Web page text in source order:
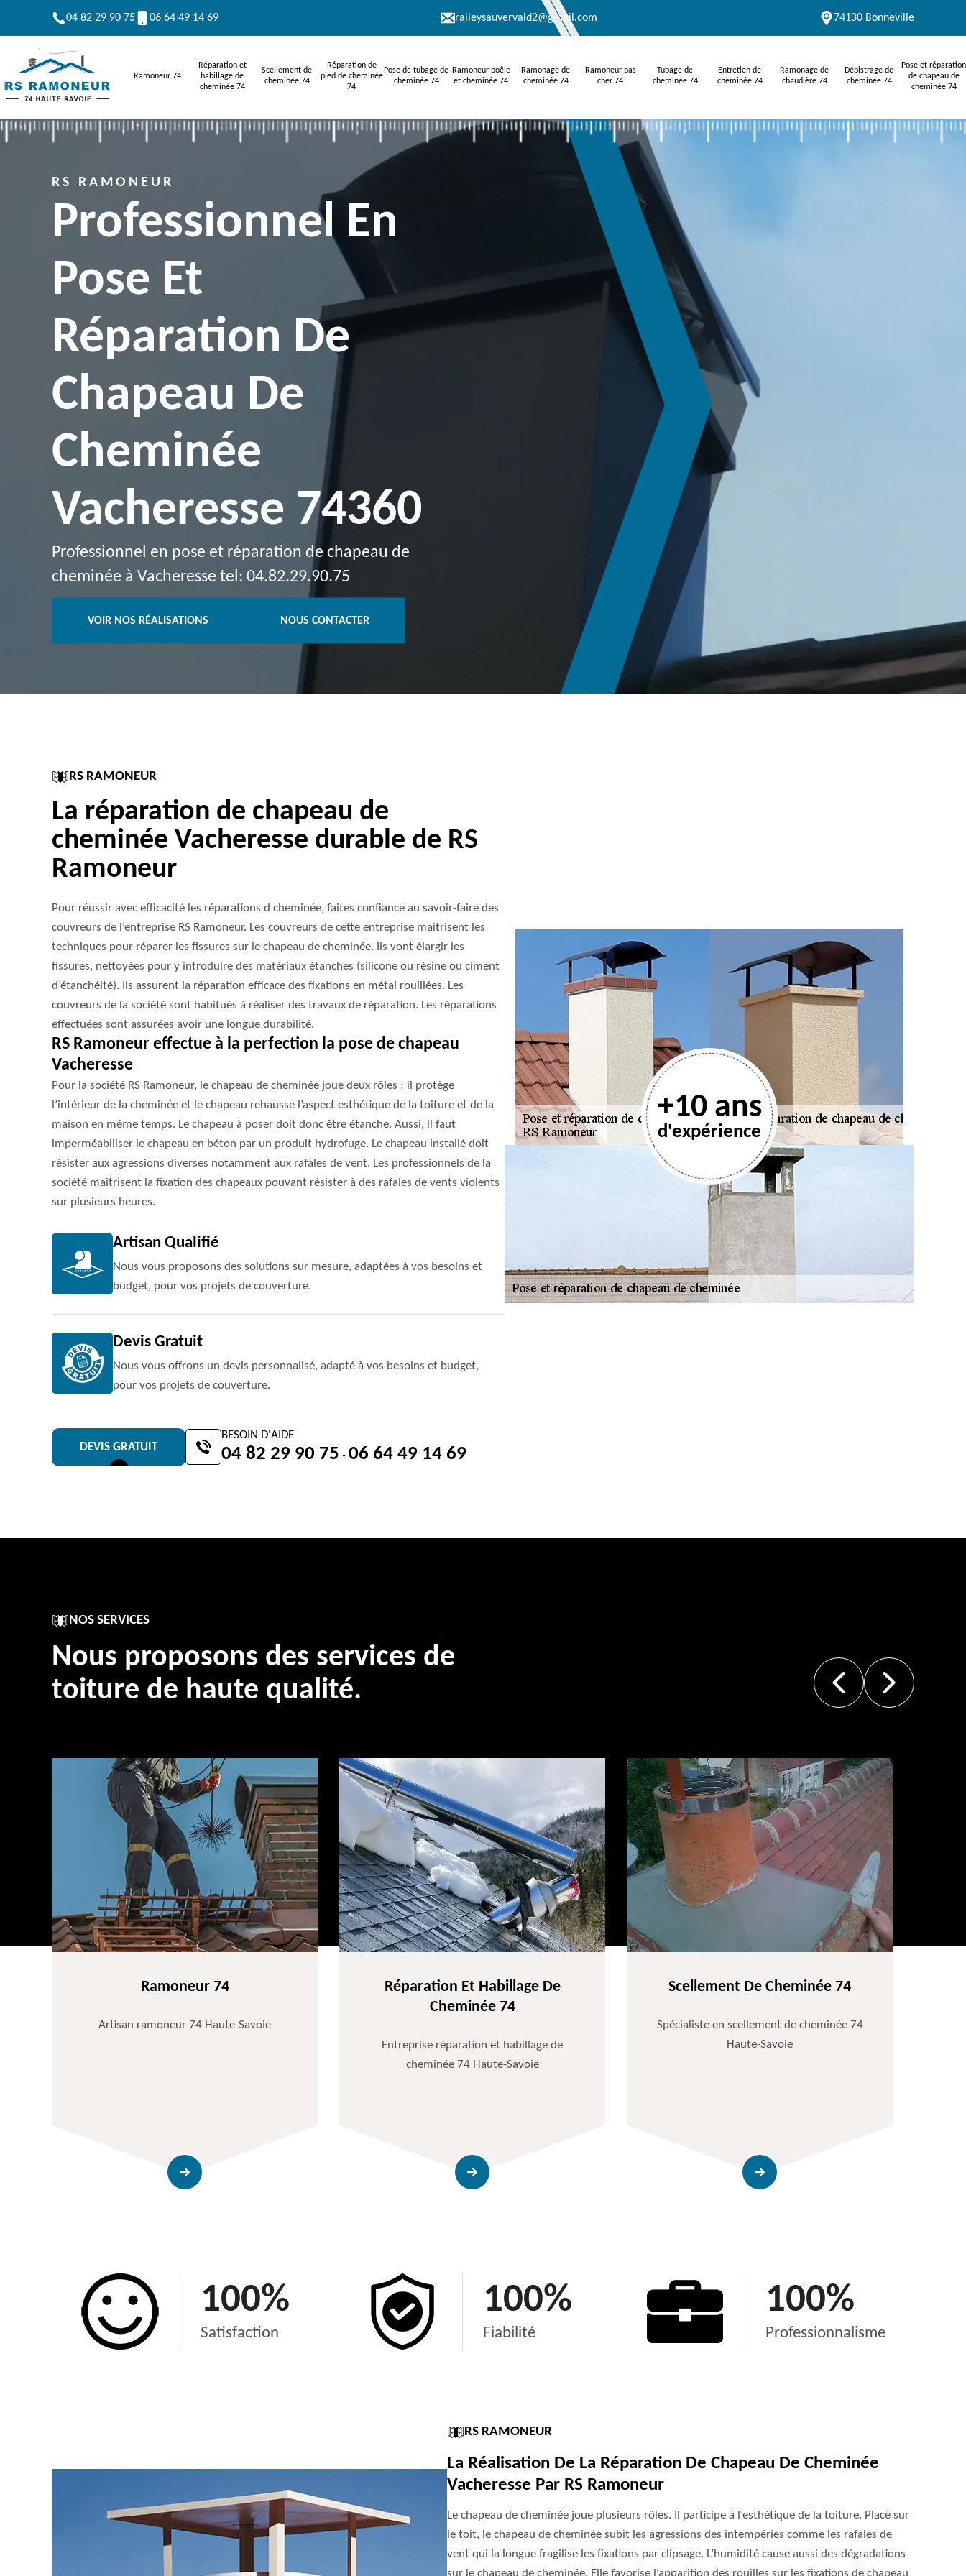
04 82 29 90 75 06 64 49 14 69 raileysauvervald2@gmail.com 74130 Bonneville
Ramoneur 74
Réparation et
habillage de
cheminée 74
Scellement de
cheminée 74
Réparation de
pied de cheminée
74
Pose de tubage de
cheminée 74
Ramoneur poêle
et cheminée 74
Ramonage de
cheminée 74
Ramoneur pas
cher 74
Tubage de
cheminée 74
Entretien de
cheminée 74
Ramonage de
chaudière 74
Débistrage de
cheminée 74
Pose et réparation
de chapeau de
cheminée 74
RS RAMONEUR
Professionnel En
Pose Et
Réparation De
Chapeau De
Cheminée
Vacheresse 74360
Professionnel en pose et réparation de chapeau de
cheminée à Vacheresse tel: 04.82.29.90.75
VOIR NOS RÉALISATIONS NOUS CONTACTER
RS RAMONEUR
La réparation de chapeau de
cheminée Vacheresse durable de RS
Ramoneur
Pour réussir avec efficacité les réparations d cheminée, faites confiance au savoir-faire des
couvreurs de l’entreprise RS Ramoneur. Les couvreurs de cette entreprise maitrisent les
techniques pour réparer les fissures sur le chapeau de cheminée. Ils vont élargir les
fissures, nettoyées pour y introduire des matériaux étanches (silicone ou résine ou ciment
d’étanchéité). Ils assurent la réparation efficace des fixations en métal rouillées. Les
couvreurs de la société sont habitués à réaliser des travaux de réparation. Les réparations
effectuées sont assurées avoir une longue durabilité.
RS Ramoneur effectue à la perfection la pose de chapeau
Vacheresse
Pour la société RS Ramoneur, le chapeau de cheminée joue deux rôles : il protège
l’intérieur de la cheminée et le chapeau rehausse l’aspect esthétique de la toiture et de la
maison en même temps. Le chapeau à poser doit donc être étanche. Aussi, il faut
imperméabiliser le chapeau en béton par un produit hydrofuge. Le chapeau installé doit
résister aux agressions diverses notamment aux rafales de vent. Les professionnels de la
société maîtrisent la fixation des chapeaux pouvant résister à des rafales de vents violents
sur plusieurs heures.
Artisan Qualifié
Nous vous proposons des solutions sur mesure, adaptées à vos besoins et
budget, pour vos projets de couverture.
Devis Gratuit
Nous vous offrons un devis personnalisé, adapté à vos besoins et budget,
pour vos projets de couverture.
DEVIS GRATUIT
BESOIN D'AIDE
04 82 29 90 75 - 06 64 49 14 69
+10 ans
d'expérience
NOS SERVICES
Nous proposons des services de
toiture de haute qualité.
Ramoneur 74
Artisan ramoneur 74 Haute-Savoie
Réparation Et Habillage De
Cheminée 74
Entreprise réparation et habillage de
cheminée 74 Haute-Savoie
Scellement De Cheminée 74
Spécialiste en scellement de cheminée 74
Haute-Savoie
100%
Satisfaction
100%
Fiabilité
100%
Professionnalisme
RS RAMONEUR
La Réalisation De La Réparation De Chapeau De Cheminée
Vacheresse Par RS Ramoneur
Le chapeau de cheminée joue plusieurs rôles. Il participe à l’esthétique de la toiture. Placé sur
le toit, le chapeau de cheminée subit les agressions des intempéries comme les rafales de
vent qui la longue fragilise les fixations par clipsage. L’humidité cause aussi des dégradations
sur le chapeau de cheminée. Elle favorise l’apparition des rouilles sur les fixations de chapeau